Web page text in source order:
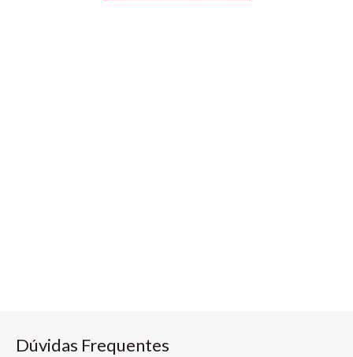
Dúvidas Frequentes